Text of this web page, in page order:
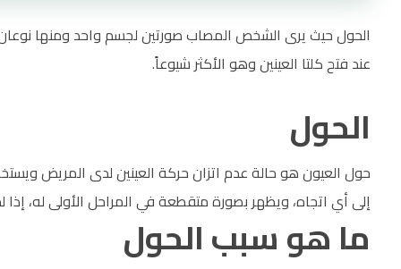
الحول حيث يرى الشخص المصاب صورتين لجسم واحد ومنها نوعان
عند فتح كلتا العينين وهو الأكثر شيوعاً.
الحول
حول العيون هو حالة عدم اتزان حركة العينين لدى المريض
إلى أي اتجاه، ويظهر بصورة متقطعة في المراحل الأولى له،
ما هو سبب الحول